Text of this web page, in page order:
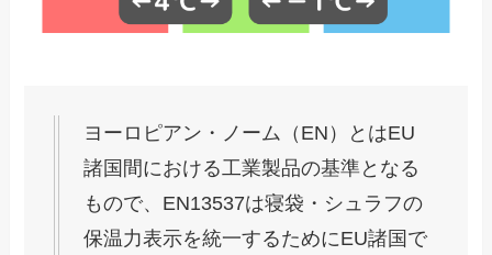
ヨーロピアン・ノーム（EN）とはEU
諸国間における工業製品の基準となる
もので、EN13537は寝袋・シュラフの
保温力表示を統一するためにEU諸国で